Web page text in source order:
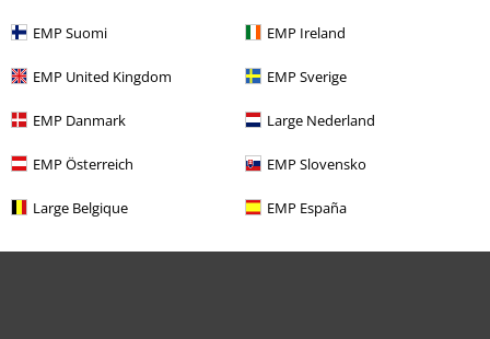
EMP Suomi EMP Ireland
EMP United Kingdom EMP Sverige
EMP Danmark Large Nederland
EMP Österreich EMP Slovensko
Large Belgique EMP España
Zniżka studencka
O EMP
Programy partnerskie
Zrównoważony rózwój